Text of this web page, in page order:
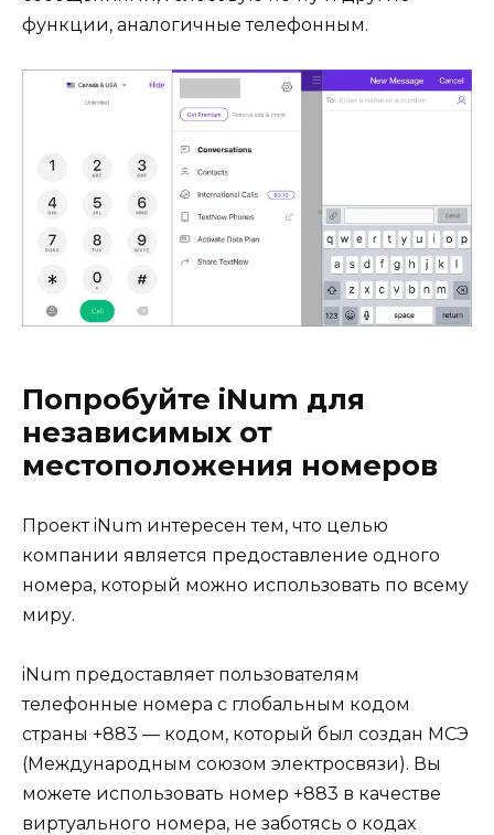
функции, аналогичные телефонным.
Попробуйте iNum для
независимых от
местоположения номеров
Проект iNum интересен тем, что целью
компании является предоставление одного
номера, который можно использовать по всему
миру.
iNum предоставляет пользователям
телефонные номера с глобальным кодом
страны +883 — кодом, который был создан МСЭ
(Международным союзом электросвязи). Вы
можете использовать номер +883 в качестве
виртуального номера, не заботясь о кодах